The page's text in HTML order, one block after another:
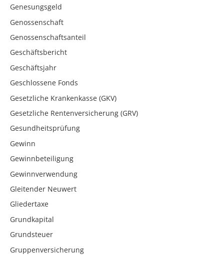
Genesungsgeld
Genossenschaft
Genossenschaftsanteil
Geschäftsbericht
Geschäftsjahr
Geschlossene Fonds
Gesetzliche Krankenkasse (GKV)
Gesetzliche Rentenversicherung (GRV)
Gesundheitsprüfung
Gewinn
Gewinnbeteiligung
Gewinnverwendung
Gleitender Neuwert
Gliedertaxe
Grundkapital
Grundsteuer
Gruppenversicherung